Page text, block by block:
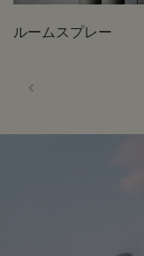
ルームスプレー